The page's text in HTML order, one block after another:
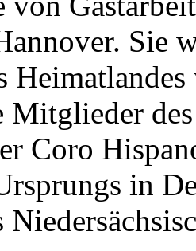
Sie
Mitglieder
Coro
in